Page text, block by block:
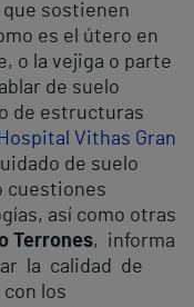
que sostienen
es el útero en
o la vejiga o parte
de suelo
de estructuras
Hospital Vithas Gran
de suelo
cuestiones
así como otras
Terrones, informa
la calidad de
los